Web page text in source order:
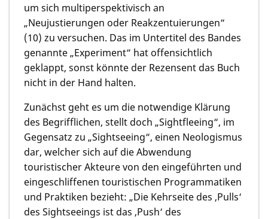
um sich multiperspektivisch an
„Neujustierungen oder Reakzentuierungen“
(10) zu versuchen. Das im Untertitel des Bandes
genannte „Experiment“ hat offensichtlich
geklappt, sonst könnte der Rezensent das Buch
nicht in der Hand halten.
Zunächst geht es um die notwendige Klärung
des Begrifflichen, stellt doch „Sightfleeing“, im
Gegensatz zu „Sightseeing“, einen Neologismus
dar, welcher sich auf die Abwendung
touristischer Akteure von den eingeführten und
eingeschliffenen touristischen Programmatiken
und Praktiken bezieht: „Die Kehrseite des ‚Pulls‘
des Sightseeings ist das ‚Push‘ des